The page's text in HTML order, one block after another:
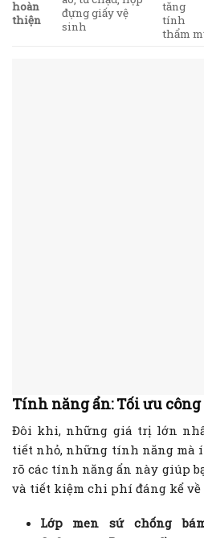
hoàn
thiện
đựng giấy vệ
sinh
tăng
tính
thẩm
Tính năng ẩn: Tối ưu
Đôi khi, những giá trị lớn
tiết nhỏ, những tính năng mà
rõ các tính năng ẩn này giúp
và tiết kiệm chi phí đáng kể về
Lớp men sứ chống